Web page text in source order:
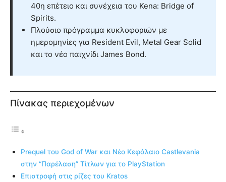
40η επέτειο και συνέχεια του Kena: Bridge of
Spirits.
Πλούσιο πρόγραμμα κυκλοφοριών με
ημερομηνίες για Resident Evil, Metal Gear Solid
και το νέο παιχνίδι James Bond.
Πίνακας περιεχομένων
Prequel του God of War και Νέο Κεφάλαιο Castlevania
στην “Παρέλαση” Τίτλων για το PlayStation
Επιστροφή στις ρίζες του Kratos